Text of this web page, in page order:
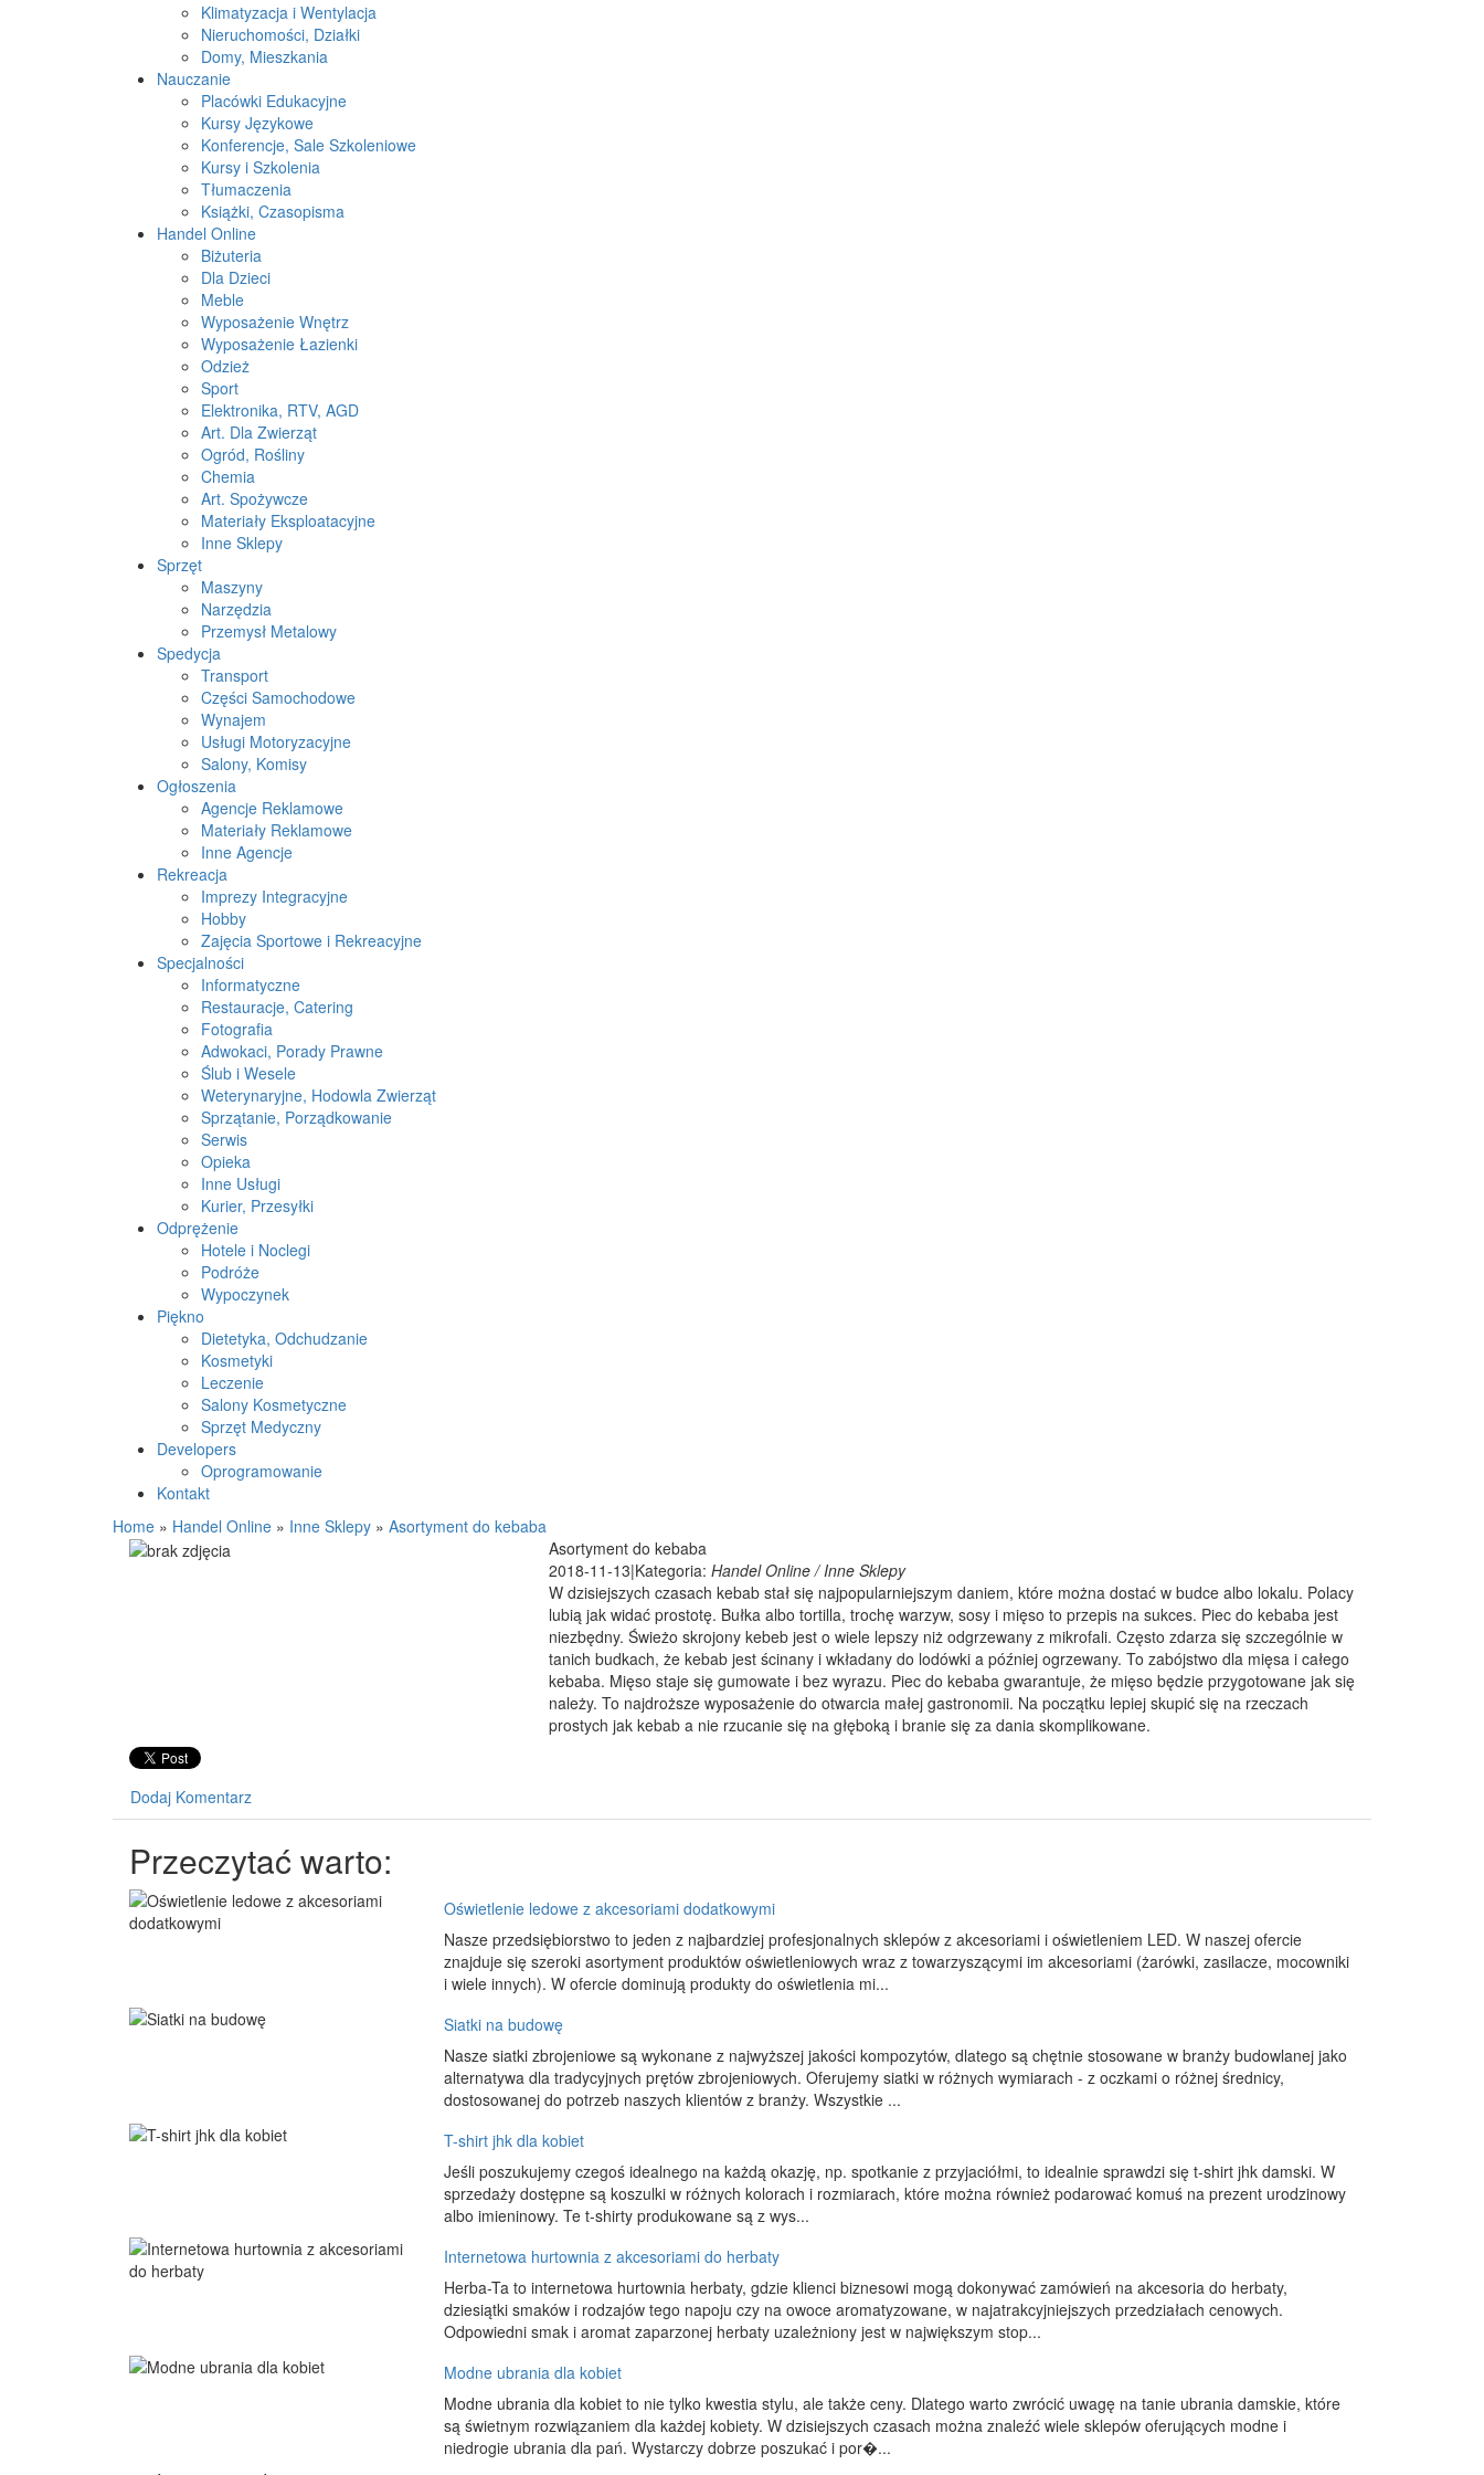
Klimatyzacja i Wentylacja
Nieruchomości, Działki
Domy, Mieszkania
Nauczanie
Placówki Edukacyjne
Kursy Językowe
Konferencje, Sale Szkoleniowe
Kursy i Szkolenia
Tłumaczenia
Książki, Czasopisma
Handel Online
Biżuteria
Dla Dzieci
Meble
Wyposażenie Wnętrz
Wyposażenie Łazienki
Odzież
Sport
Elektronika, RTV, AGD
Art. Dla Zwierząt
Ogród, Rośliny
Chemia
Art. Spożywcze
Materiały Eksploatacyjne
Inne Sklepy
Sprzęt
Maszyny
Narzędzia
Przemysł Metalowy
Spedycja
Transport
Części Samochodowe
Wynajem
Usługi Motoryzacyjne
Salony, Komisy
Ogłoszenia
Agencje Reklamowe
Materiały Reklamowe
Inne Agencje
Rekreacja
Imprezy Integracyjne
Hobby
Zajęcia Sportowe i Rekreacyjne
Specjalności
Informatyczne
Restauracje, Catering
Fotografia
Adwokaci, Porady Prawne
Ślub i Wesele
Weterynaryjne, Hodowla Zwierząt
Sprzątanie, Porządkowanie
Serwis
Opieka
Inne Usługi
Kurier, Przesyłki
Odprężenie
Hotele i Noclegi
Podróże
Wypoczynek
Piękno
Dietetyka, Odchudzanie
Kosmetyki
Leczenie
Salony Kosmetyczne
Sprzęt Medyczny
Developers
Oprogramowanie
Kontakt
Home » Handel Online » Inne Sklepy » Asortyment do kebaba
Asortyment do kebaba
2018-11-13|Kategoria: Handel Online / Inne Sklepy
W dzisiejszych czasach kebab stał się najpopularniejszym daniem, które można dostać w budce albo lokalu. Polacy
lubią jak widać prostotę. Bułka albo tortilla, trochę warzyw, sosy i mięso to przepis na sukces. Piec do kebaba jest
niezbędny. Świeżo skrojony kebeb jest o wiele lepszy niż odgrzewany z mikrofali. Często zdarza się szczególnie w
tanich budkach, że kebab jest ścinany i wkładany do lodówki a później ogrzewany. To zabójstwo dla mięsa i całego
kebaba. Mięso staje się gumowate i bez wyrazu. Piec do kebaba gwarantuje, że mięso będzie przygotowane jak się
należy. To najdroższe wyposażenie do otwarcia małej gastronomii. Na początku lepiej skupić się na rzeczach
prostych jak kebab a nie rzucanie się na głęboką i branie się za dania skomplikowane.
Dodaj Komentarz
Przeczytać warto:
Oświetlenie ledowe z akcesoriami dodatkowymi
Nasze przedsiębiorstwo to jeden z najbardziej profesjonalnych sklepów z akcesoriami i oświetleniem LED. W naszej ofercie
znajduje się szeroki asortyment produktów oświetleniowych wraz z towarzyszącymi im akcesoriami (żarówki, zasilacze, mocowniki
i wiele innych). W ofercie dominują produkty do oświetlenia mi...
Siatki na budowę
Nasze siatki zbrojeniowe są wykonane z najwyższej jakości kompozytów, dlatego są chętnie stosowane w branży budowlanej jako
alternatywa dla tradycyjnych prętów zbrojeniowych. Oferujemy siatki w różnych wymiarach - z oczkami o różnej średnicy,
dostosowanej do potrzeb naszych klientów z branży. Wszystkie ...
T-shirt jhk dla kobiet
Jeśli poszukujemy czegoś idealnego na każdą okazję, np. spotkanie z przyjaciółmi, to idealnie sprawdzi się t-shirt jhk damski. W
sprzedaży dostępne są koszulki w różnych kolorach i rozmiarach, które można również podarować komuś na prezent urodzinowy
albo imieninowy. Te t-shirty produkowane są z wys...
Internetowa hurtownia z akcesoriami do herbaty
Herba-Ta to internetowa hurtownia herbaty, gdzie klienci biznesowi mogą dokonywać zamówień na akcesoria do herbaty,
dziesiątki smaków i rodzajów tego napoju czy na owoce aromatyzowane, w najatrakcyjniejszych przedziałach cenowych.
Odpowiedni smak i aromat zaparzonej herbaty uzależniony jest w największym stop...
Modne ubrania dla kobiet
Modne ubrania dla kobiet to nie tylko kwestia stylu, ale także ceny. Dlatego warto zwrócić uwagę na tanie ubrania damskie, które
są świetnym rozwiązaniem dla każdej kobiety. W dzisiejszych czasach można znaleźć wiele sklepów oferujących modne i
niedrogie ubrania dla pań. Wystarczy dobrze poszukać i por�...